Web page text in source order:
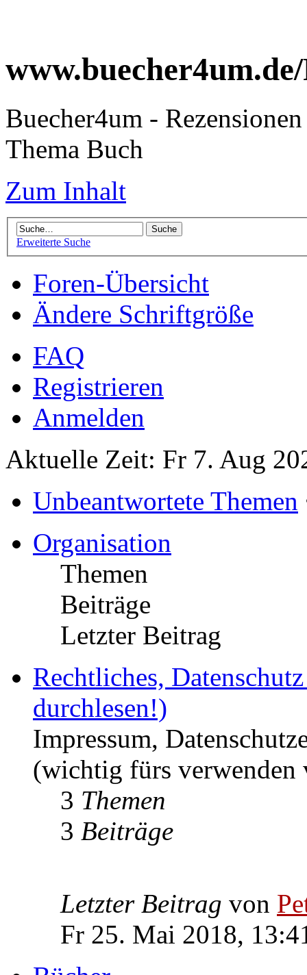
Buecher4um -
Thema Buch
Zum Inhalt
Erweiterte Suche
Foren-Übersicht
Ändere Schriftgröße
FAQ
Registrieren
Anmelden
Aktuelle Zeit: Fr 7. Aug
Unbeantwortete Themen
Organisation
Themen
Beiträge
Letzter Beitrag
Rechtliches,
durchlesen!)
Impressum,
(wichtig fürs
3 Themen
3 Beiträge
Letzter Beitrag von
Fr 25. Mai 2018,